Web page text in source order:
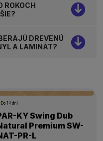
ROKOCH
DREVENÚ
A LAMINÁT?
Do 14 dní
KY Swing Dub
Premium SW-
PR-L